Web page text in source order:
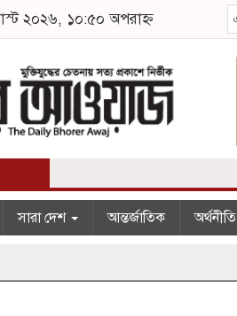
২০২৬, ১০:৫০ অপরাহ্ন
সারা দেশ আন্তর্জাতিক অর্থনীতি